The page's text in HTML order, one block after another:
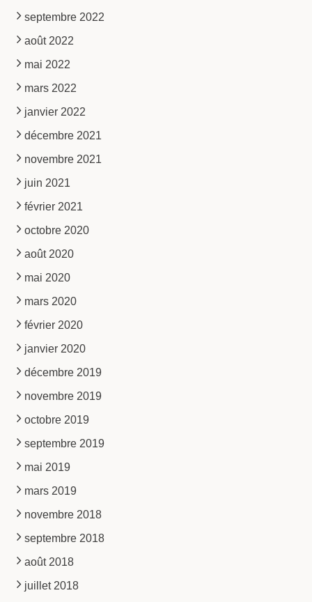
septembre 2022
août 2022
mai 2022
mars 2022
janvier 2022
décembre 2021
novembre 2021
juin 2021
février 2021
octobre 2020
août 2020
mai 2020
mars 2020
février 2020
janvier 2020
décembre 2019
novembre 2019
octobre 2019
septembre 2019
mai 2019
mars 2019
novembre 2018
septembre 2018
août 2018
juillet 2018